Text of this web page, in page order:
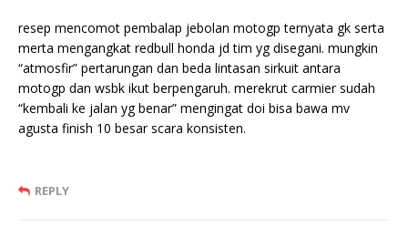
resep mencomot pembalap jebolan motogp ternyata gk serta
merta mengangkat redbull honda jd tim yg disegani. mungkin
“atmosfir” pertarungan dan beda lintasan sirkuit antara
motogp dan wsbk ikut berpengaruh. merekrut carmier sudah
“kembali ke jalan yg benar” mengingat doi bisa bawa mv
agusta finish 10 besar scara konsisten.
REPLY